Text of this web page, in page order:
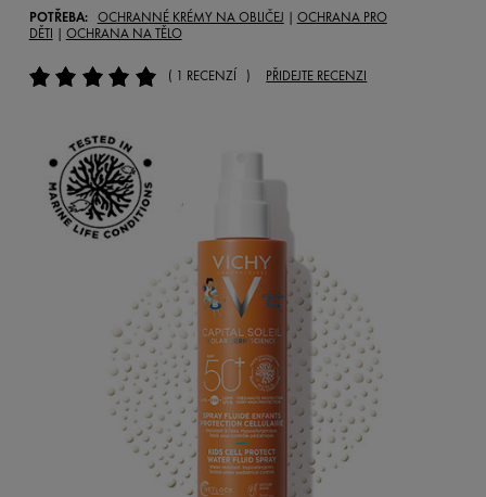
POTŘEBA: OCHRANNÉ KRÉMY NA OBLIČEJ | OCHRANA PRO
DĚTI | OCHRANA NA TĚLO
( 1 RECENZÍ ) PŘIDEJTE RECENZI